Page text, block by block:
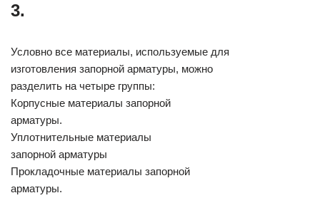
3.
Условно все материалы, используемые для
изготовления запорной арматуры, можно
разделить на четыре группы:
Корпусные материалы запорной
арматуры.
Уплотнительные материалы
запорной арматуры
Прокладочные материалы запорной
арматуры.